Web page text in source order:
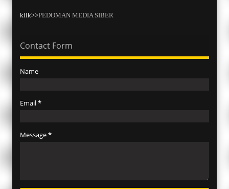
klik>>PEDOMAN MEDIA SIBER
Contact Form
Name
Email*
Message*